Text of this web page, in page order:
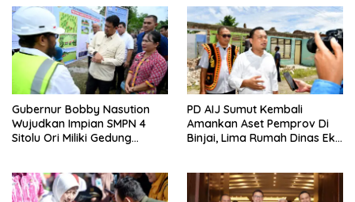
Gubernur Bobby Nasution
Wujudkan Impian SMPN 4
Sitolu Ori Miliki Gedung
PD AIJ Sumut Kembali
Amankan Aset Pemprov Di
Binjai, Lima Rumah Dinas Eks